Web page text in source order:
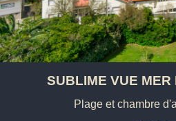
SUBLIME VUE MER
Plage et chambre